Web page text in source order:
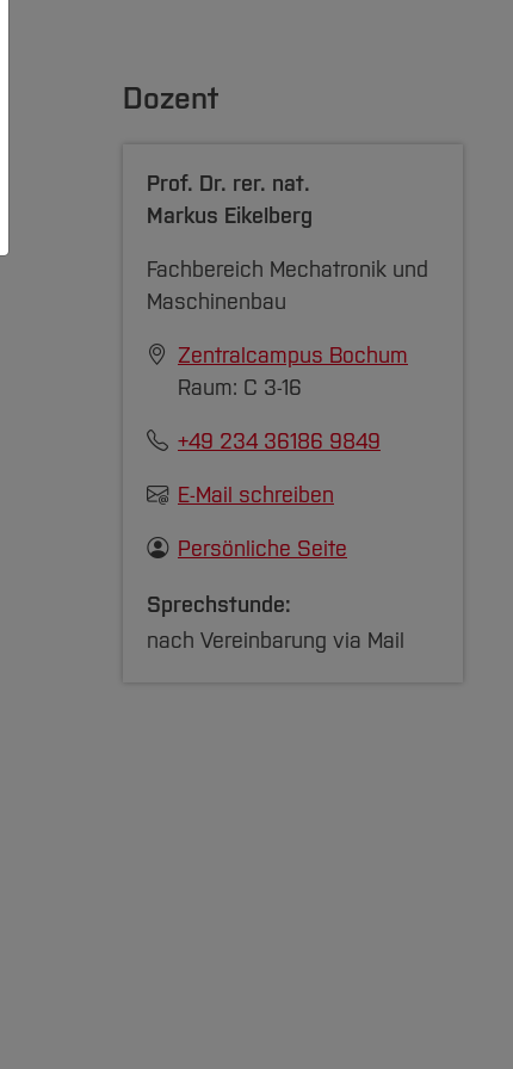
Dozent
Prof. Dr. rer. nat.
Markus Eikelberg
Fachbereich Mechatronik und
Maschinenbau
Zentralcampus Bochum
Raum: C 3-16
+49 234 36186 9849
E-Mail schreiben
Persönliche Seite
Sprechstunde:
nach Vereinbarung via Mail